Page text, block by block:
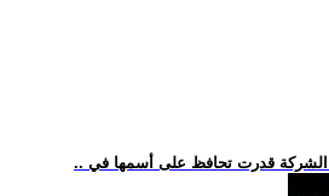
الشركة قدرت تحافظ على أسمها في